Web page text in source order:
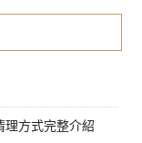
理方式完整介紹